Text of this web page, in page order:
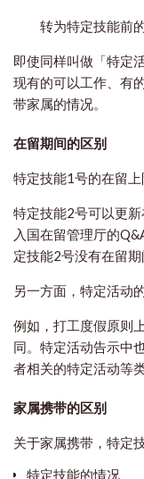
转为特定技能前
即使同样叫做「特定
现有的可以工作、有
带家属的情况。
在留期间的区别
特定技能1号的在留上
特定技能2号可以更
入国在留管理厅的
定技能2号没有在留期
另一方面，特定活动
例如，打工度假原则
同。特定活动告示中
者相关的特定活动等类
家属携带的区别
关于家属携带，特定
特定技能的情况